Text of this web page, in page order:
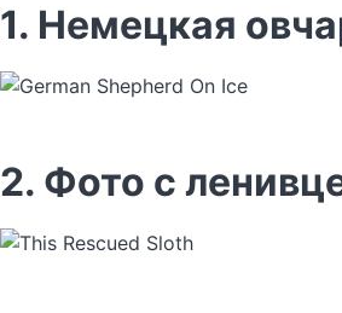
1. Немецкая
2. Фото с